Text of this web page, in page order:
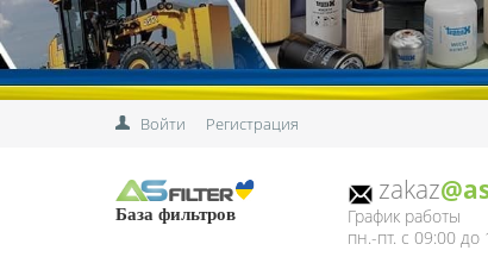
Войти Регистрация
База фильтров
zakaz
График работы
пн.-пт. с 09:00 до